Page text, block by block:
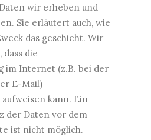
wir erheben und
Sie erläutert auch, wie
das geschieht. Wir
dass die
im Internet (z.B. bei der
E-Mail)
kann. Ein
der Daten vor dem
ist nicht möglich.